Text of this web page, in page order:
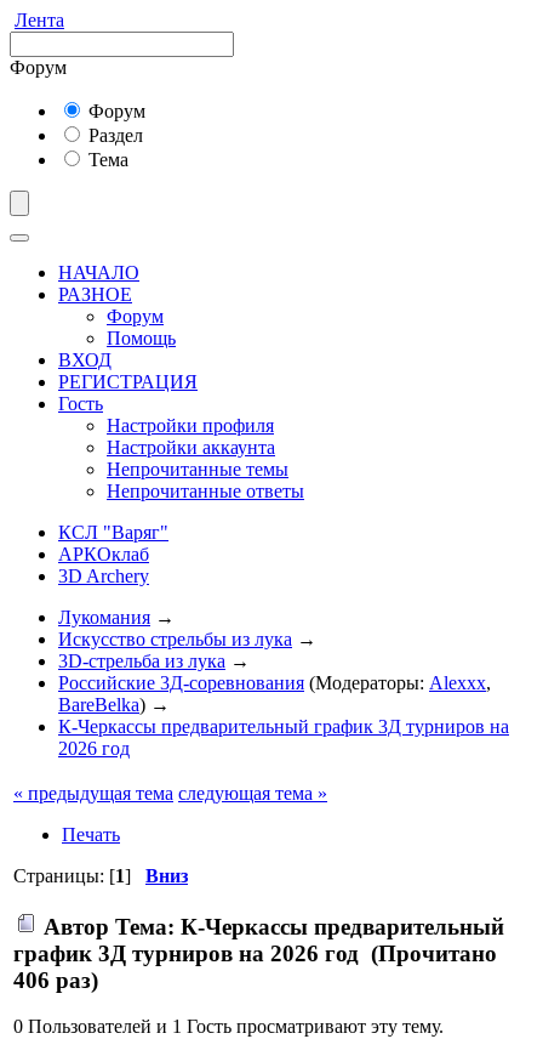
Лента
Форум
Форум
Раздел
Тема
НАЧАЛО
РАЗНОЕ
Форум
Помощь
ВХОД
РЕГИСТРАЦИЯ
Гость
Настройки профиля
Настройки аккаунта
Непрочитанные темы
Непрочитанные ответы
КСЛ "Варяг"
АРКОклаб
3D Archery
Лукомания →
Искусство стрельбы из лука →
3D-стрельба из лука →
Российские 3Д-соревнования (Модераторы: Alexxx,
BareBelka) →
К-Черкассы предварительный график 3Д турниров на
2026 год
« предыдущая тема следующая тема »
Печать
Страницы: [1] Вниз
Автор Тема: К-Черкассы предварительный
график 3Д турниров на 2026 год (Прочитано
406 раз)
0 Пользователей и 1 Гость просматривают эту тему.